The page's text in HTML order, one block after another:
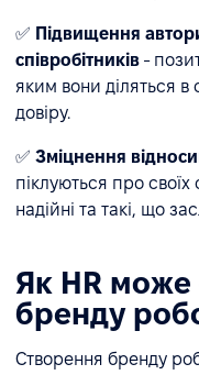
✅ Підвищення
співробітників -
яким вони діляться
довіру.
✅ Зміцнення
піклуються про
надійні та такі, що
Як HR може
бренду
Створення бренду